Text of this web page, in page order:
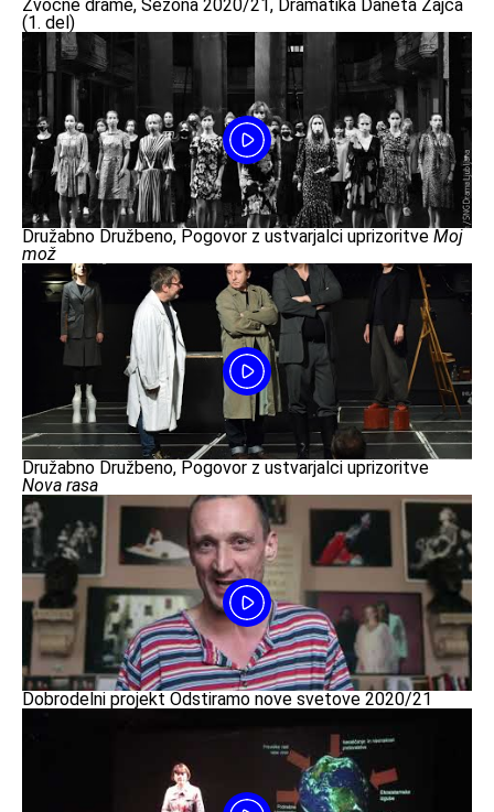
Zvočne drame, Sezona 2020/21, Dramatika Daneta Zajca
(1. del)
Družabno Družbeno, Pogovor z ustvarjalci uprizoritve Moj
mož
Družabno Družbeno, Pogovor z ustvarjalci uprizoritve
Nova rasa
Dobrodelni projekt Odstiramo nove svetove 2020/21